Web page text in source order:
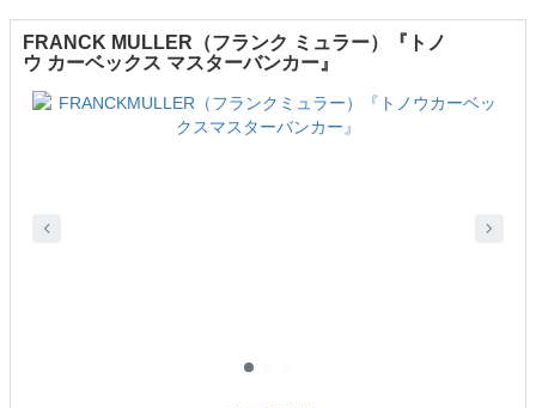
FRANCK MULLER（フランク ミュラー）『トノ
ウ カーベックス マスターバンカー』